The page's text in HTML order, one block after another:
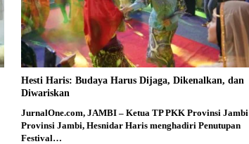
Hesti Haris: Budaya Harus Dijaga, Dikenalkan, dan
Diwariskan
JurnalOne.com, JAMBI – Ketua TP PKK Provinsi Jambi
Provinsi Jambi, Hesnidar Haris menghadiri Penutupan
Festival…